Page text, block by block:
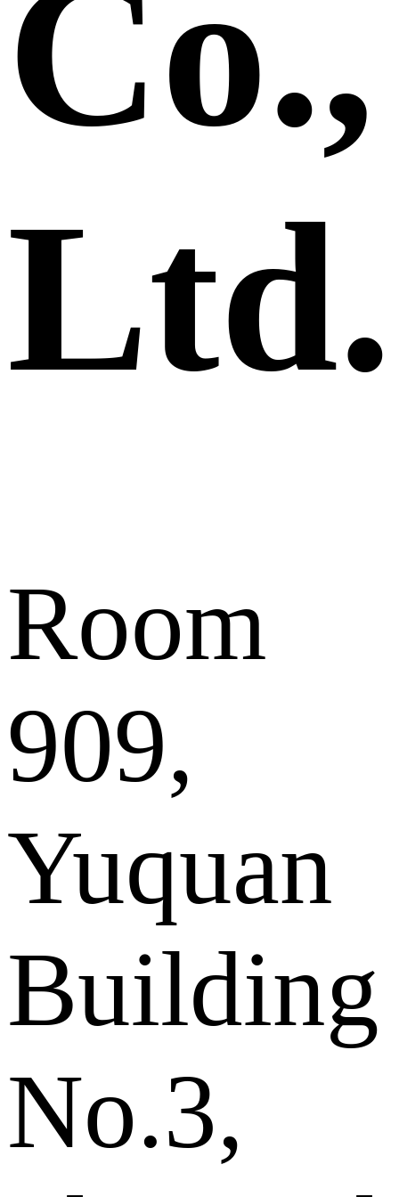
Co.,
Ltd.
Room
909,
Yuquan
Building
No.3,